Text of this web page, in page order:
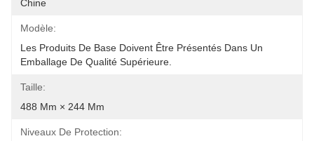
Chine
Modèle:
Les Produits De Base Doivent Être Présentés Dans Un
Emballage De Qualité Supérieure.
Taille:
488 Mm × 244 Mm
Niveaux De Protection: